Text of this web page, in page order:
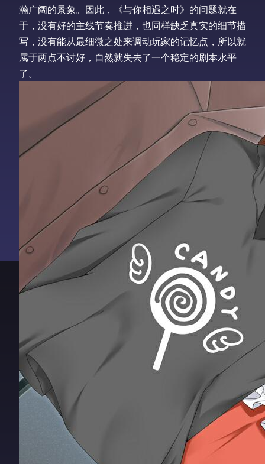
瀚广阔的景象。因此，《与你相遇之时》的问题就在
于，没有好的主线节奏推进，也同样缺乏真实的细节描
写，没有能从最细微之处来调动玩家的记忆点，所以就
属于两点不讨好，自然就失去了一个稳定的剧本水平
了。